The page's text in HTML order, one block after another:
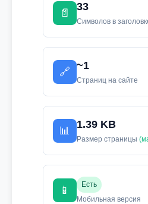
📄
33
Символов в
🔗
~1
Страниц на сайте
📊
1.39 KB
Размер страницы
📱
Есть
Мобильная версия